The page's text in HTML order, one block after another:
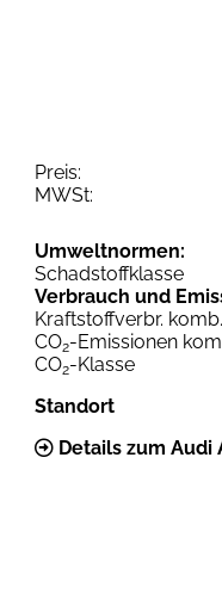
Preis:
MWSt:
Umweltnormen:
Schadstoffklasse
Verbrauch und
Kraftstoffverbr. komb.
CO2-Emissionen
CO2-Klasse
Standort
Details zum Audi